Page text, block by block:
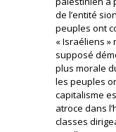
de l’entité
peuples ont
« Israéliens
supposé
plus morale
les peuples
capitalisme
atroce dans
classes